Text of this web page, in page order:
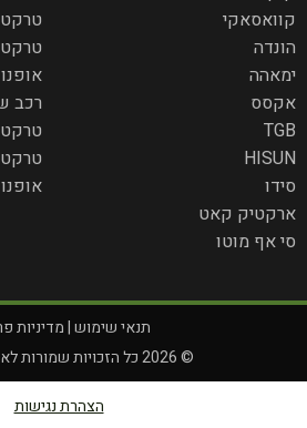
קוואסאקי
הונדה
ימאהה
אקסס
TGB
HISUN
סידו
ארקטיק קאט
סי אף מוטו
רכב שטח
טרקטור
אופנוע
תנאי שימוש|מדיניות
© 2026 כל הזכויות שמורות לאקשן מוטורס
הצהרת נגישות